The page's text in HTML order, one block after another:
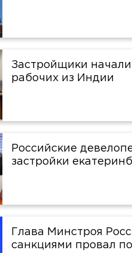
Застройщики
рабочих из Индии
Российские
застройки
Глава Минстроя
санкциями провал